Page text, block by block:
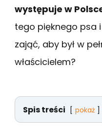
występuje w
tego pięknego psa
zająć, aby był w
właścicielem?
Spis treści pokaż